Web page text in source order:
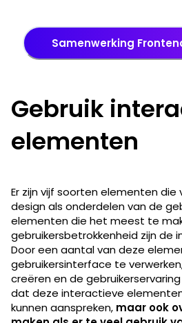
Samenwerking
Gebruik
elementen
Er zijn vijf soorten elementen die
design als onderdelen van de
elementen die het meest te
gebruikersbetrokkenheid zijn de
Door een aantal van deze
gebruikersinterface te
creëren en de
dat deze interactieve
kunnen aanspreken, maar ook